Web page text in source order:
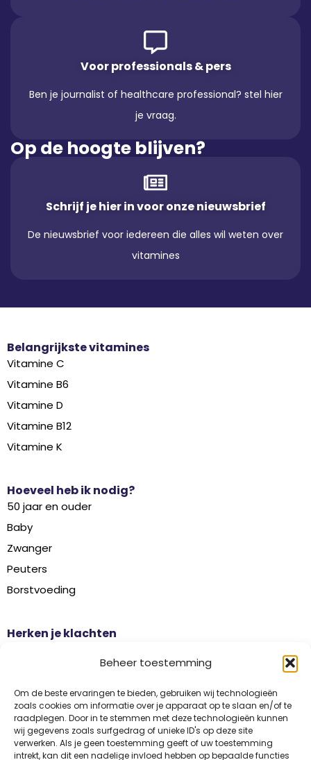
Beheer toestemming
Om de beste ervaringen te bieden, gebruiken wij technologieën
zoals cookies om informatie over je apparaat op te slaan en/of te
raadplegen. Door in te stemmen met deze technologieën kunnen
wij gegevens zoals surfgedrag of unieke ID's op deze site
verwerken. Als je geen toestemming geeft of uw toestemming
intrekt, kan dit een nadelige invloed hebben op bepaalde functies
Voor professionals & pers
Ben je journalist of healthcare professional? stel hier
je vraag.
Op de hoogte blijven?
Schrijf je hier in voor onze nieuwsbrief
De nieuwsbrief voor iedereen die alles wil weten over
vitamines
Belangrijkste vitamines
Vitamine C
Vitamine B6
Vitamine D
Vitamine B12
Vitamine K
Hoeveel heb ik nodig?
50 jaar en ouder
Baby
Zwanger
Peuters
Borstvoeding
Herken je klachten
Griep
Haaruitval
Overgangsklachten